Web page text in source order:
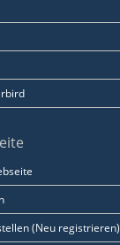
(Neu registrieren)